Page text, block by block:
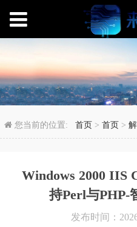
Windows
您当前的位置:首页 >首页 >
Windows 2000 IIS
持Perl与PHP-
发布时间：